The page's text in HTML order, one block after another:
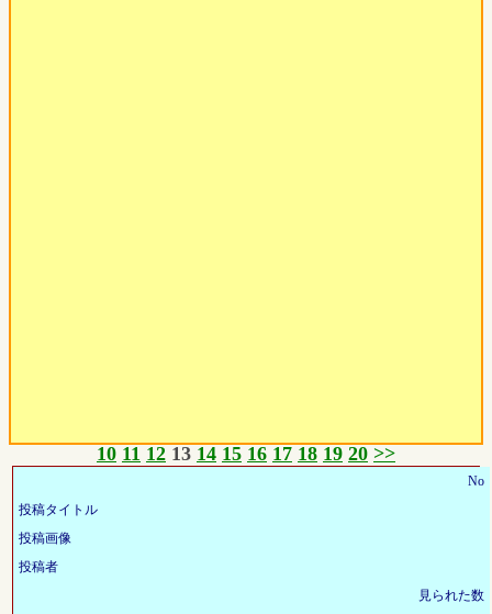
10 11 12 13 14 15 16 17 18 19 20 >>
No
投稿タイトル
投稿画像
投稿者
見られた数